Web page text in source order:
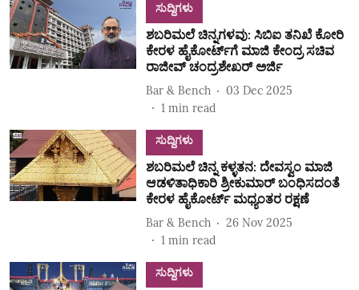
ಸುದ್ದಿಗಳು
ಶಬರಿಮಲೆ ಚಿನ್ನಗಳವು: ಸಿಬಿಐ ತನಿಖೆ ಕೋರಿ
ಕೇರಳ ಹೈಕೋರ್ಟ್‌ಗೆ ಮಾಜಿ ಕೇಂದ್ರ ಸಚಿವ
ರಾಜೀವ್ ಚಂದ್ರಶೇಖರ್ ಅರ್ಜಿ
Bar & Bench
03 Dec 2025
1 min read
ಸುದ್ದಿಗಳು
ಶಬರಿಮಲೆ ಚಿನ್ನ ಕಳ್ಳತನ: ದೇವಸ್ವಂ ಮಾಜಿ
ಆಡಳಿತಾಧಿಕಾರಿ ಶ್ರೀಕುಮಾರ್ ಬಂಧಿಸದಂತೆ
ಕೇರಳ ಹೈಕೋರ್ಟ್ ಮಧ್ಯಂತರ ರಕ್ಷಣೆ
Bar & Bench
26 Nov 2025
1 min read
ಸುದ್ದಿಗಳು